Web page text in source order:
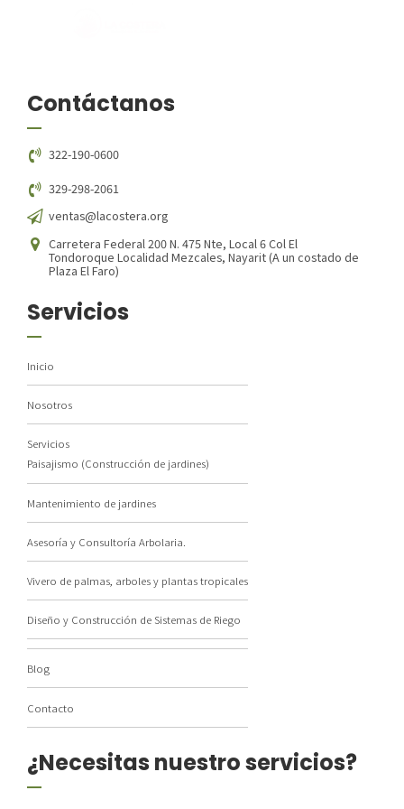
Contáctanos
322-190-0600
329-298-2061
ventas@lacostera.org
Carretera Federal 200 N. 475 Nte, Local 6 Col El
Tondoroque Localidad Mezcales, Nayarit (A un costado de
Plaza El Faro)
Servicios
Inicio
Nosotros
Servicios
Paisajismo (Construcción de jardines)
Mantenimiento de jardines
Asesoría y Consultoría Arbolaria.
Vivero de palmas, arboles y plantas tropicales
Diseño y Construcción de Sistemas de Riego
Blog
Contacto
¿Necesitas nuestro servicios?